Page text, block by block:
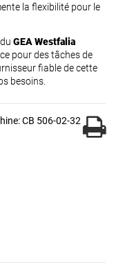
la flexibilité pour le
GEA Westfalia
pour des tâches de
fiable de cette
besoins.
CB 506-02-32